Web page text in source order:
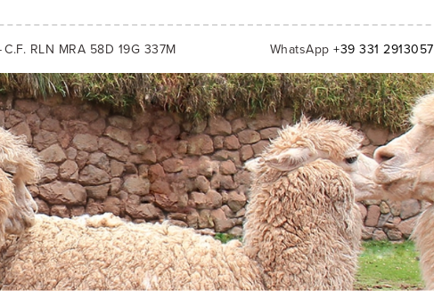
C.F. RLN MRA 58D 19G 337M WhatsApp +39 331 2913057